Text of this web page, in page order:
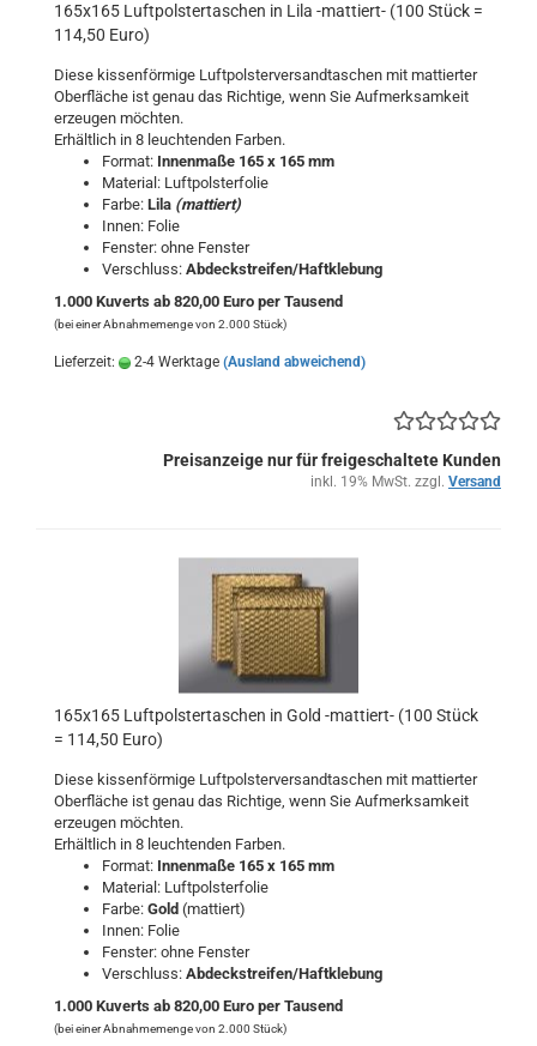
165x165 Luftpolstertaschen in Lila -mattiert- (100 Stück =
114,50 Euro)
Diese kissenförmige Luftpolsterversandtaschen mit mattierter
Oberfläche ist genau das Richtige, wenn Sie Aufmerksamkeit
erzeugen möchten.
Erhältlich in 8 leuchtenden Farben.
Format: Innenmaße 165 x 165 mm
Material: Luftpolsterfolie
Farbe: Lila (mattiert)
Innen: Folie
Fenster: ohne Fenster
Verschluss: Abdeckstreifen/Haftklebung
1.000 Kuverts ab 820,00 Euro per Tausend
(bei einer Abnahmemenge von 2.000 Stück)
Lieferzeit: 2-4 Werktage (Ausland abweichend)
Preisanzeige nur für freigeschaltete Kunden
inkl. 19% MwSt. zzgl. Versand
165x165 Luftpolstertaschen in Gold -mattiert- (100 Stück
= 114,50 Euro)
Diese kissenförmige Luftpolsterversandtaschen mit mattierter
Oberfläche ist genau das Richtige, wenn Sie Aufmerksamkeit
erzeugen möchten.
Erhältlich in 8 leuchtenden Farben.
Format: Innenmaße 165 x 165 mm
Material: Luftpolsterfolie
Farbe: Gold (mattiert)
Innen: Folie
Fenster: ohne Fenster
Verschluss: Abdeckstreifen/Haftklebung
1.000 Kuverts ab 820,00 Euro per Tausend
(bei einer Abnahmemenge von 2.000 Stück)